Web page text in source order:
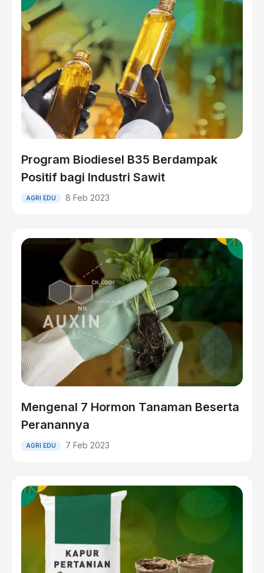
Program Biodiesel B35 Berdampak
Positif bagi Industri Sawit
AGRI EDU 8 Feb 2023
Mengenal 7 Hormon Tanaman Beserta
Peranannya
AGRI EDU 7 Feb 2023